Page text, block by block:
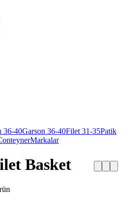
36-40Garson 36-40Filet 31-35Patik
Markalar
Basket